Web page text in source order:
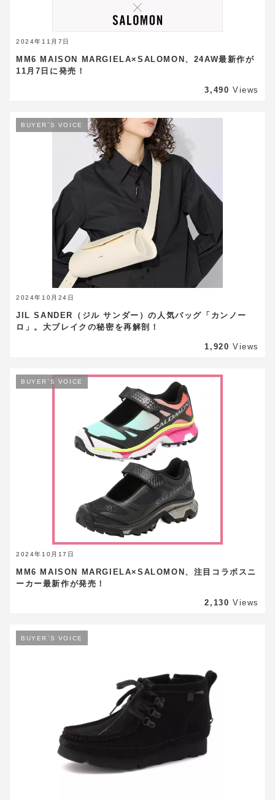
2024年11月7日
MM6 MAISON MARGIELA×SALOMON、24AW最新作が
11月7日に発売！
3,490 Views
2024年10月24日
BUYER`S VOICE
JIL SANDER（ジル サンダー）の人気バッグ「カンノー
ロ」。大ブレイクの秘密を再解剖！
1,920 Views
2024年10月17日
BUYER`S VOICE
MM6 MAISON MARGIELA×SALOMON、注目コラボスニ
ーカー最新作が発売！
2,130 Views
BUYER`S VOICE